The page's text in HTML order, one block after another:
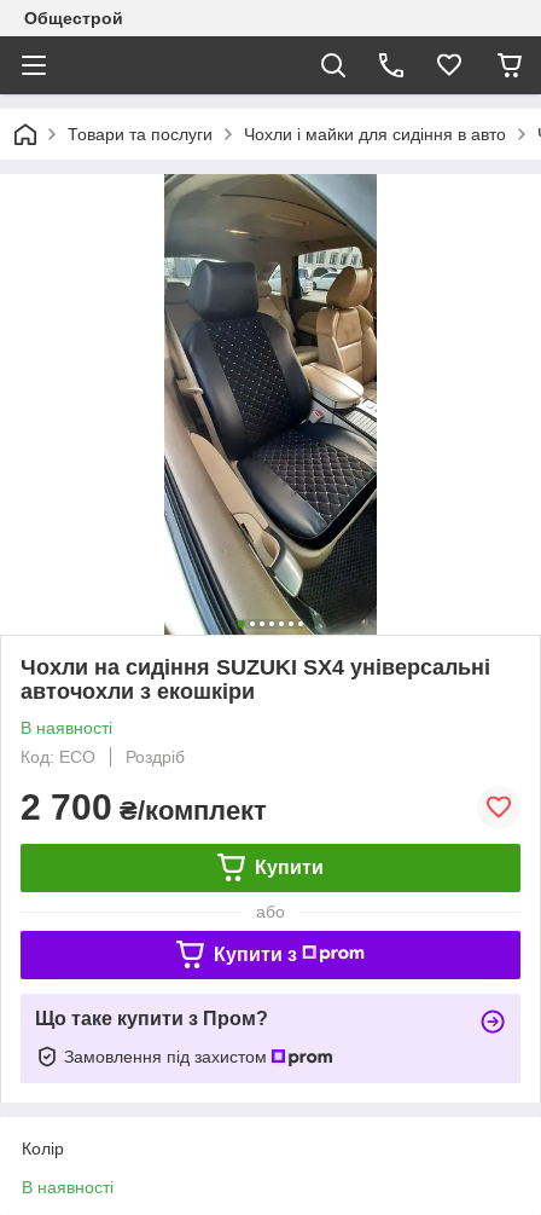
Общестрой
Товари та послуги Чохли і майки для сидіння в авто
Чохли на сидіння SUZUKI SX4 універсальні
авточохли з екошкіри
В наявності
Код: ECO
Роздріб
2 700 ₴/комплект
Купити
або
Купити з
Що таке купити з Пром?
Замовлення під захистом
Колір
В наявності